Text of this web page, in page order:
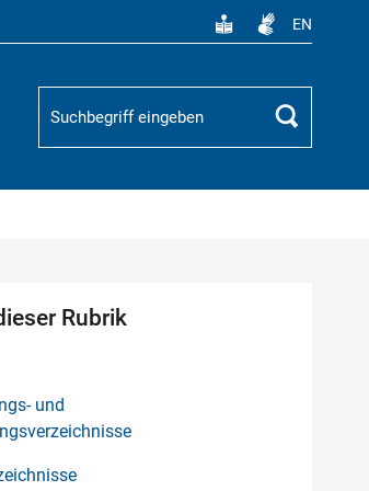
EN
Suchbegriff
Suchen
Rubrik
und